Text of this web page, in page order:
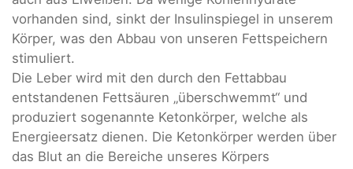
vorhanden sind, sinkt der Insulinspiegel in unserem
Körper, was den Abbau von unseren Fettspeichern
stimuliert.
Die Leber wird mit den durch den Fettabbau
entstandenen Fettsäuren „überschwemmt“ und
produziert sogenannte Ketonkörper, welche als
Energieersatz dienen. Die Ketonkörper werden über
das Blut an die Bereiche unseres Körpers